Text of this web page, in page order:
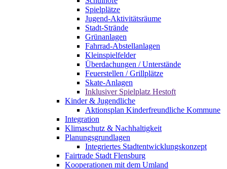
Spielplätze
Jugend-Aktivitätsräume
Stadt-Strände
Grünanlagen
Fahrrad-Abstellanlagen
Kleinspielfelder
Überdachungen / Unterstände
Feuerstellen / Grillplätze
Skate-Anlagen
Inklusiver Spielplatz Hestoft
Kinder & Jugendliche
Aktionsplan Kinderfreundliche Kommune
Integration
Klimaschutz & Nachhaltigkeit
Planungsgrundlagen
Integriertes Stadtentwicklungskonzept
Fairtrade Stadt Flensburg
Kooperationen mit dem Umland